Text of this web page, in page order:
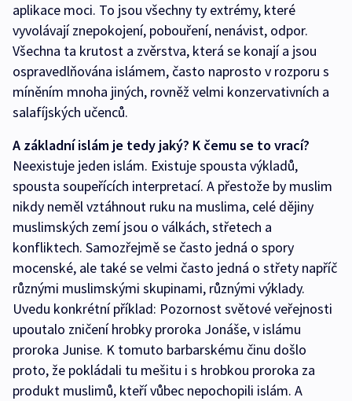
aplikace moci. To jsou všechny ty extrémy, které
vyvolávají znepokojení, pobouření, nenávist, odpor.
Všechna ta krutost a zvěrstva, která se konají a jsou
ospravedlňována islámem, často naprosto v rozporu s
míněním mnoha jiných, rovněž velmi konzervativních a
salafíjských učenců.
A základní islám je tedy jaký? K čemu se to vrací?
Neexistuje jeden islám. Existuje spousta výkladů,
spousta soupeřících interpretací. A přestože by muslim
nikdy neměl vztáhnout ruku na muslima, celé dějiny
muslimských zemí jsou o válkách, střetech a
konfliktech. Samozřejmě se často jedná o spory
mocenské, ale také se velmi často jedná o střety napříč
různými muslimskými skupinami, různými výklady.
Uvedu konkrétní příklad: Pozornost světové veřejnosti
upoutalo zničení hrobky proroka Jonáše, v islámu
proroka Junise. K tomuto barbarskému činu došlo
proto, že pokládali tu mešitu i s hrobkou proroka za
produkt muslimů, kteří vůbec nepochopili islám. A